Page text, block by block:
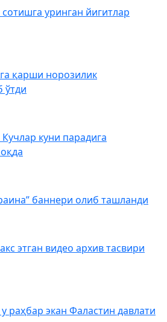
уринган йигитлар
қарши норозилик
ўтди
куни парадига
баннери олиб ташланди
этган видео архив тасвири
раҳбар экан Фаластин давлати